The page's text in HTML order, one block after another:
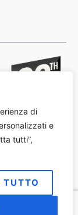
di
e
tutti”,
TUTTO